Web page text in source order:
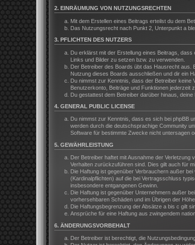
2. EINRÄUMUNG VON NUTZUNGSRECHTEN
Mit dem Erstellen eines Beitrags erteilst du dem
Das Nutzungsrecht nach Punkt 2, Unterpunkt a
3. PFLICHTEN DES NUTZERS
Du erklärst mit der Erstellung eines Beitrags,
Links und Bilder zu setzen bzw. zu verwenden.
Der Betreiber des Boards übt das Hausrecht aus.
Nutzung dieses Boards ausschließen und dir ein
Du nimmst zur Kenntnis, dass der Betreiber keine
Benutzerkonto, Beiträge und Funktionen jederzeit
Du gestattest dem Betreiber darüber hinaus,
4. GENERAL PUBLIC LICENSE
Du nimmst zur Kenntnis, dass es sich bei phpBB
werden durch die deutschsprachige Community
Software für bestimmte Zwecke nicht untersagen
5. GEWÄHRLEISTUNG
Der Betreiber haftet mit Ausnahme der
Verhalten zurückzuführen sind. Dies gilt auch für
Die Haftung ist gegenüber Verbrauchern außer
(Kardinalpflichten) auf die bei Vertragsschluss
insbesondere entgangenen Gewinn.
Die Haftung ist gegenüber Unternehmern außer
vorhersehbaren Schäden und im Übrigen der
Die Haftungsbegrenzung der Absätze a bis c gilt
Ansprüche für eine Haftung aus zwingendem
6. ÄNDERUNGSVORBEHALT
Der Betreiber ist berechtigt, die